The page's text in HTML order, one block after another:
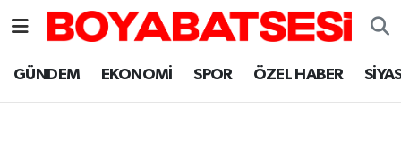
GÜNDEM EKONOMİ SPOR ÖZEL HABER
Sinop Nöbetçi Eczaneler